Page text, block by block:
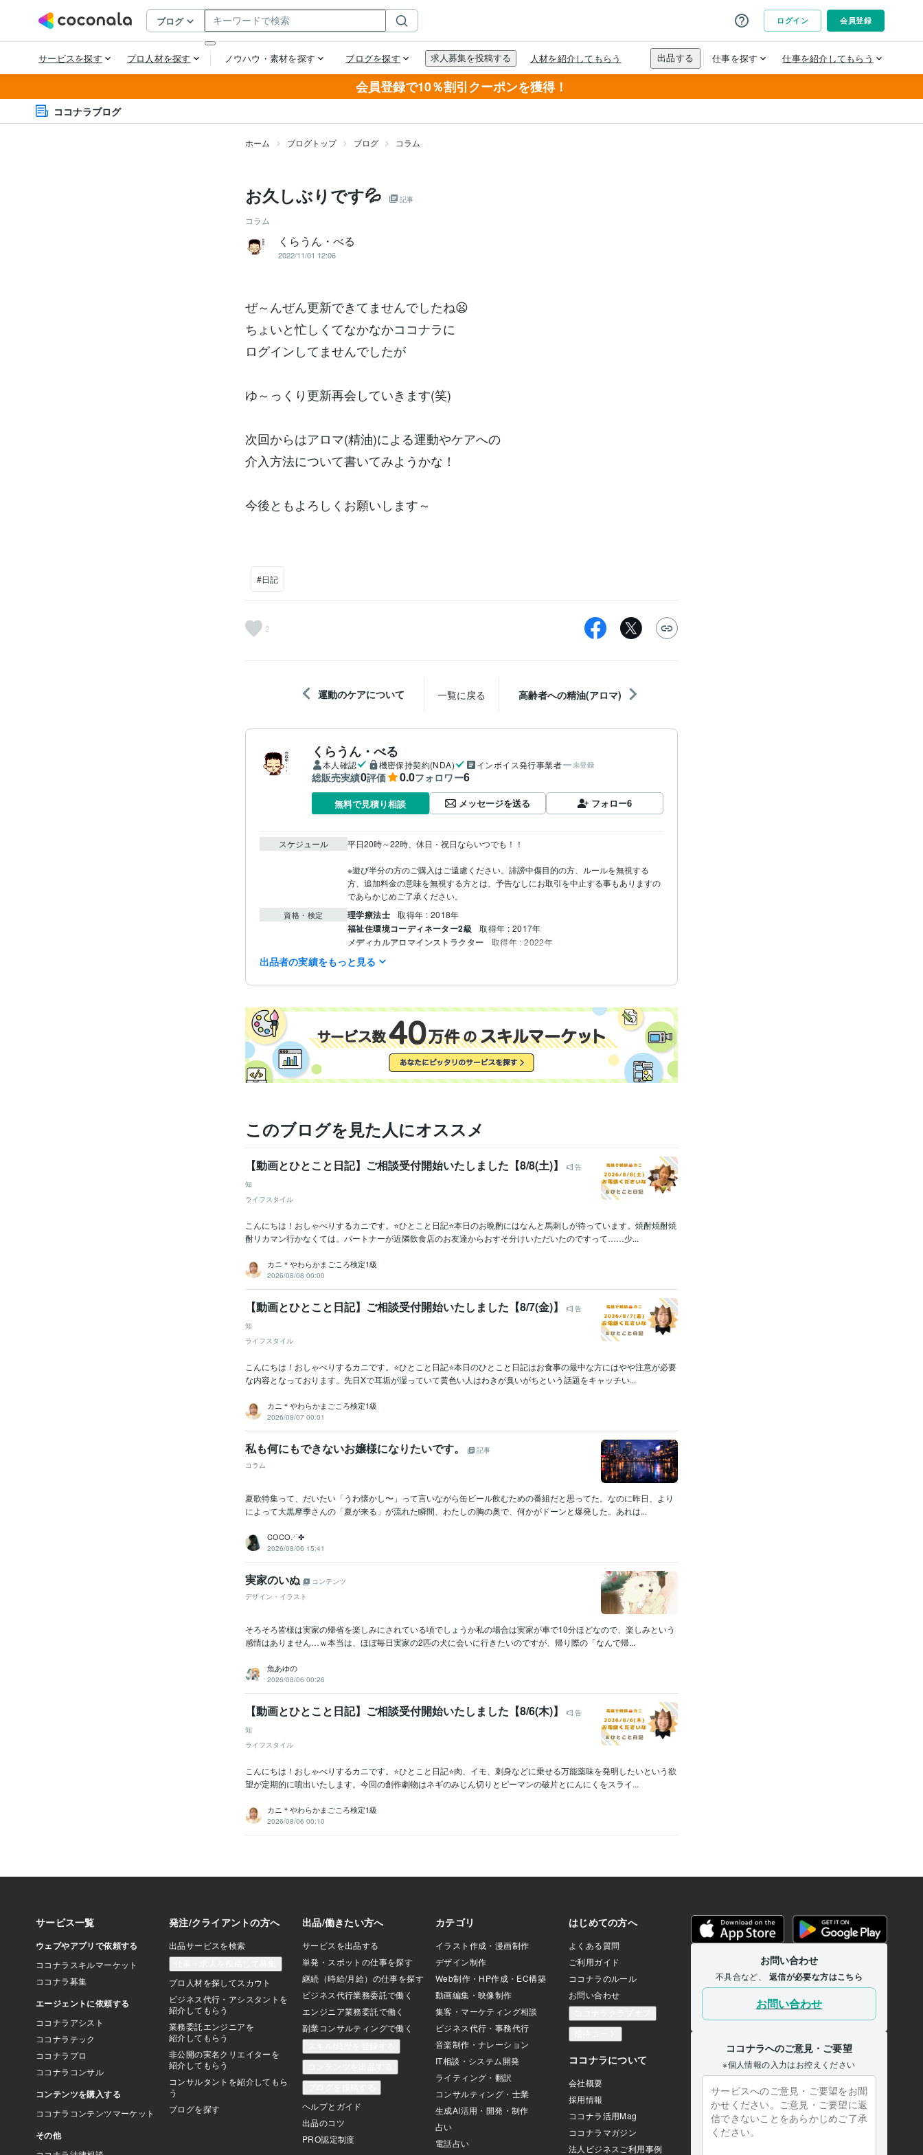
会員登録で10％割引クーポンを獲得！
ココナラブログ
ホーム ブログトップ ブログ コラム
お久しぶりです💦 記事
コラム
くらうん・べる
2022/11/01 12:06
ぜ～んぜん更新できてませんでしたね😦
ちょいと忙しくてなかなかココナラに
ログインしてませんでしたが
ゆ～っくり更新再会していきます(笑)
次回からはアロマ(精油)による運動やケアへの
介入方法について書いてみようかな！
今後ともよろしくお願いします～
#日記
2
運動のケアについて 一覧に戻る 高齢者への精油(アロマ)
くらうん・べる
本人確認 機密保持契約(NDA) インボイス発行事業者 未登録
総販売実績0評価 0.0フォロワー6
無料で見積り相談 メッセージを送る フォロー6
スケジュール 平日20時～22時、休日・祝日ならいつでも！！
※遊び半分の方のご購入はご遠慮ください。誹謗中傷目的の方、ルールを無視する
方、追加料金の意味を無視する方とは、予告なしにお取引を中止する事もありますの
であらかじめご了承ください。
資格・検定 理学療法士 取得年 : 2018年
福祉住環境コーディネーター2級 取得年 : 2017年
メディカルアロマインストラクター 取得年 : 2022年
温泉ソムリエ
実習生指導者講習会受講済み
高齢者入浴アドバイザー 取得年 : 2022年
得意分野 学習指導・資格・キャリア相談 医療・福祉・ケア系、運動系、学習系
医療・福祉系、学習面
出品者の実績をもっと見る
このブログを見た人にオススメ
【動画とひとこと日記】ご相談受付開始いたしました【8/8(土)】
告
知
ライフスタイル
こんにちは！おしゃべりするカニです。⭐ひとこと日記⭐本日のお晩酌にはなんと馬刺しが待っています。焼酎焼酎焼
酎リカマン行かなくては。パートナーが近隣飲食店のお友達からおすそ分けいただいたのですって……少...
カニ＊やわらかまごころ検定1級
2026/08/08 00:00
【動画とひとこと日記】ご相談受付開始いたしました【8/7(金)】
告
知
ライフスタイル
こんにちは！おしゃべりするカニです。⭐ひとこと日記⭐本日のひとこと日記はお食事の最中な方にはやや注意が必要
な内容となっております。先日Xで耳垢が湿っていて黄色い人はわきが臭いがちという話題をキャッチい...
カニ＊やわらかまごころ検定1級
2026/08/07 00:01
私も何にもできないお嬢様になりたいです。
記事
コラム
夏歌特集って、だいたい「うわ懐かし〜」って言いながら缶ビール飲むための番組だと思ってた。なのに昨日、より
によって大黒摩季さんの「夏が来る」が流れた瞬間、わたしの胸の奥で、何かがドーンと爆発した。あれは...
COCO⋰✤
2026/08/06 15:41
実家のいぬ
コンテンツ
デザイン・イラスト
そろそろ皆様は実家の帰省を楽しみにされている頃でしょうか私の場合は実家が車で10分ほどなので、楽しみという
感情はありません…ｗ本当は、ほぼ毎日実家の2匹の犬に会いに行きたいのですが、帰り際の「なんで帰...
魚あゆの
2026/08/06 00:26
【動画とひとこと日記】ご相談受付開始いたしました【8/6(木)】
告
知
ライフスタイル
こんにちは！おしゃべりするカニです。⭐ひとこと日記⭐肉、イモ、刺身などに乗せる万能薬味を発明したいという欲
望が定期的に噴出いたします。今回の創作劇物はネギのみじん切りとピーマンの破片とにんにくをスライ...
カニ＊やわらかまごころ検定1級
2026/08/06 00:10